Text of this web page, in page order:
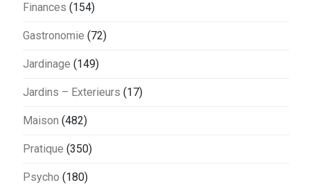
Finances (154)
Gastronomie (72)
Jardinage (149)
Jardins – Exterieurs (17)
Maison (482)
Pratique (350)
Psycho (180)